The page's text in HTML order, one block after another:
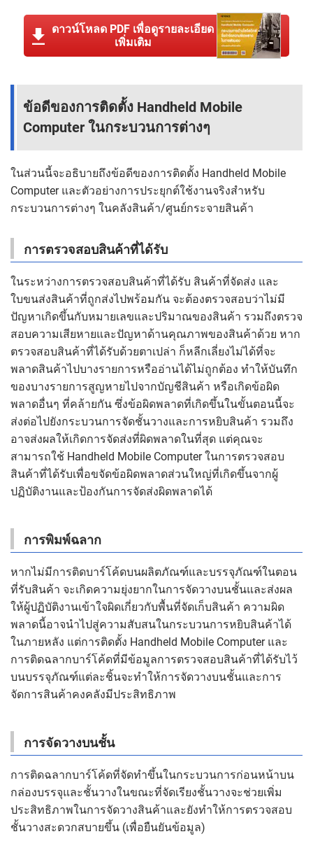
ดาวน์โหลด PDF เพื่อดูรายละเอียด
เพิ่มเติม
ข้อดีของการติดตั้ง Handheld Mobile
Computer ในกระบวนการต่างๆ
ในส่วนนี้จะอธิบายถึงข้อดีของการติดตั้ง Handheld Mobile
Computer และตัวอย่างการประยุกต์ใช้งานจริงสำหรับ
กระบวนการต่างๆ ในคลังสินค้า/ศูนย์กระจายสินค้า
การตรวจสอบสินค้าที่ได้รับ
ในระหว่างการตรวจสอบสินค้าที่ได้รับ สินค้าที่จัดส่ง และ
ใบขนส่งสินค้าที่ถูกส่งไปพร้อมกัน จะต้องตรวจสอบว่าไม่มี
ปัญหาเกิดขึ้นกับหมายเลขและปริมาณของสินค้า รวมถึงตรวจ
สอบความเสียหายและปัญหาด้านคุณภาพของสินค้าด้วย หาก
ตรวจสอบสินค้าที่ได้รับด้วยตาเปล่า ก็หลีกเลี่ยงไม่ได้ที่จะ
พลาดสินค้าไปบางรายการหรืออ่านได้ไม่ถูกต้อง ทำให้บันทึก
ของบางรายการสูญหายไปจากบัญชีสินค้า หรือเกิดข้อผิด
พลาดอื่นๆ ที่คล้ายกัน ซึ่งข้อผิดพลาดที่เกิดขึ้นในขั้นตอนนี้จะ
ส่งต่อไปยังกระบวนการจัดชั้นวางและการหยิบสินค้า รวมถึง
อาจส่งผลให้เกิดการจัดส่งที่ผิดพลาดในที่สุด แต่คุณจะ
สามารถใช้ Handheld Mobile Computer ในการตรวจสอบ
สินค้าที่ได้รับเพื่อขจัดข้อผิดพลาดส่วนใหญ่ที่เกิดขึ้นจากผู้
ปฏิบัติงานและป้องกันการจัดส่งผิดพลาดได้
การพิมพ์ฉลาก
หากไม่มีการติดบาร์โค้ดบนผลิตภัณฑ์และบรรจุภัณฑ์ในตอน
ที่รับสินค้า จะเกิดความยุ่งยากในการจัดวางบนชั้นและส่งผล
ให้ผู้ปฏิบัติงานเข้าใจผิดเกี่ยวกับพื้นที่จัดเก็บสินค้า ความผิด
พลาดนี้อาจนำไปสู่ความสับสนในกระบวนการหยิบสินค้าได้
ในภายหลัง แต่การติดตั้ง Handheld Mobile Computer และ
การติดฉลากบาร์โค้ดที่มีข้อมูลการตรวจสอบสินค้าที่ได้รับไว้
บนบรรจุภัณฑ์แต่ละชิ้นจะทำให้การจัดวางบนชั้นและการ
จัดการสินค้าคงคลังมีประสิทธิภาพ
การจัดวางบนชั้น
การติดฉลากบาร์โค้ดที่จัดทำขึ้นในกระบวนการก่อนหน้าบน
กล่องบรรจุและชั้นวางในขณะที่จัดเรียงชั้นวางจะช่วยเพิ่ม
ประสิทธิภาพในการจัดวางสินค้าและยังทำให้การตรวจสอบ
ชั้นวางสะดวกสบายขึ้น (เพื่อยืนยันข้อมูล)